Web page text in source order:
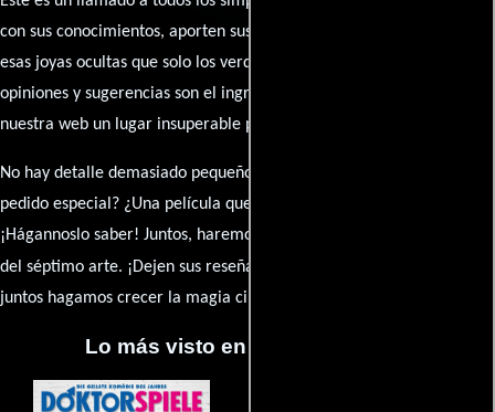
con sus conocimientos, aporten sus descubrimientos y compartan
esas joyas ocultas que solo los verdaderos fanáticos conocen. Sus
opiniones y sugerencias son el ingrediente secreto que hará de
nuestra web un lugar insuperable para los amantes del celuloide.
No hay detalle demasiado pequeño ni opinión insignificante. ¿Algún
pedido especial? ¿Una película que sueñas con ver reseñada?
¡Hágannoslo saber! Juntos, haremos de esta comunidad el epicentro
del séptimo arte. ¡Dejen sus reseña en la
juntos hagamos crecer la magia cinematográfica!
Lo más visto en Cineyseries.net